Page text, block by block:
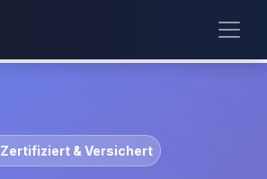
Zertifiziert & Versichert